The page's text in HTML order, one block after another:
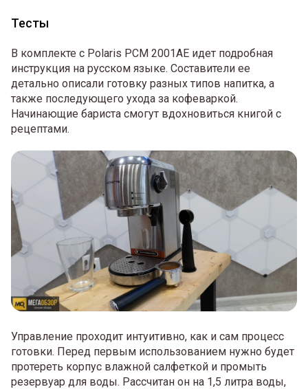
Тесты
В комплекте с Polaris PCM 2001AE идет подробная
инструкция на русском языке. Составители ее
детально описали готовку разных типов напитка, а
также последующего ухода за кофеваркой.
Начинающие бариста смогут вдохновиться книгой с
рецептами.
Управление проходит интуитивно, как и сам процесс
готовки. Перед первым использованием нужно будет
протереть корпус влажной салфеткой и промыть
резервуар для воды. Рассчитан он на 1,5 литра воды,